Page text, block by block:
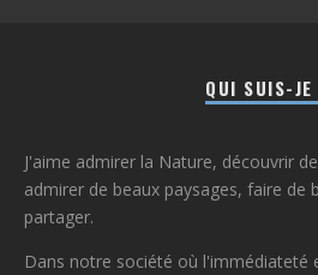
QUI SUIS-
J'aime admirer la Nature, découvrir
admirer de beaux paysages, faire de
partager.
Dans notre société où l'immédiateté